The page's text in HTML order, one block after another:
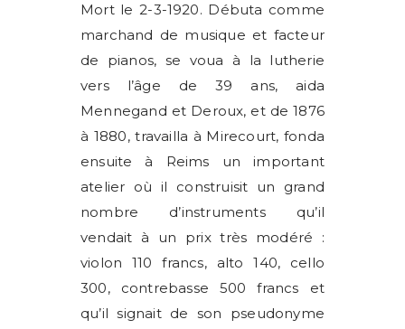
Mort le 2-3-1920. Débuta comme
marchand de musique et facteur
de pianos, se voua à la lutherie
vers l’âge de 39 ans, aida
Mennegand et Deroux, et de 1876
à 1880, travailla à Mirecourt, fonda
ensuite à Reims un important
atelier où il construisit un grand
nombre d’instruments qu’il
vendait à un prix très modéré :
violon 110 francs, alto 140, cello
300, contrebasse 500 francs et
qu’il signait de son pseudonyme